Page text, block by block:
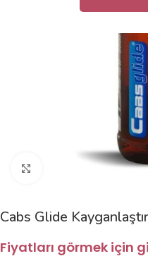
Büyütmek için tıklayın
Cabs Glide
Fiyatları görmek için